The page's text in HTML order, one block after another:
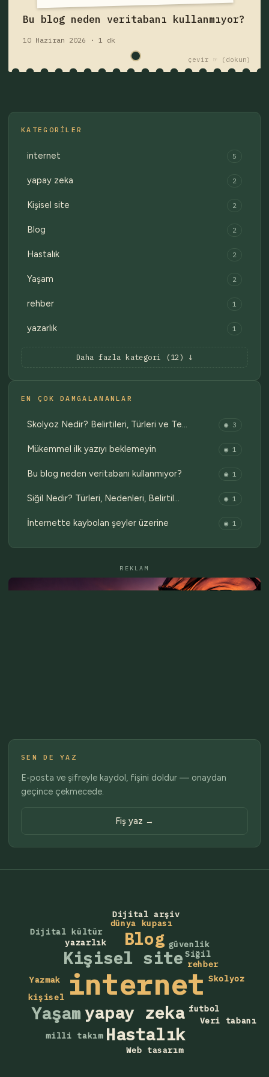
Bu blog neden veritabanı kullanmıyor?
10 Haziran 2026 · 1 dk
çevir ☞
Fişi çek — yazıyı oku
Eski fişler →
KATEGORILER
internet 5
yapay zeka 2
Kişisel site 2
Blog 2
Hastalık 2
Yaşam 2
rehber 1
yazarlık 1
Daha fazla kategori (12) ↓
EN ÇOK DAMGALANANLAR
Skolyoz Nedir? Belirtileri, Türleri ve Te… ◉ 3
Mükemmel ilk yazıyı beklemeyin ◉ 1
Bu blog neden veritabanı kullanmıyor? ◉ 1
Siğil Nedir? Türleri, Nedenleri, Belirtil… ◉ 1
İnternette kaybolan şeyler üzerine ◉ 1
REKLAM
SEN DE YAZ
E-posta ve şifreyle kaydol, fişini doldur — onaydan
geçince çekmecede.
Fiş yaz →
internet
yapay zeka
Kişisel site
Blog
Hastalık
Yaşam
rehber
yazarlık güvenlik
kişisel
futbol
milli takım
dünya kupası
Web tasarım
Dijital kültür
Yazmak
Dijital arşiv
Siğil
Skolyoz
Veri tabanı